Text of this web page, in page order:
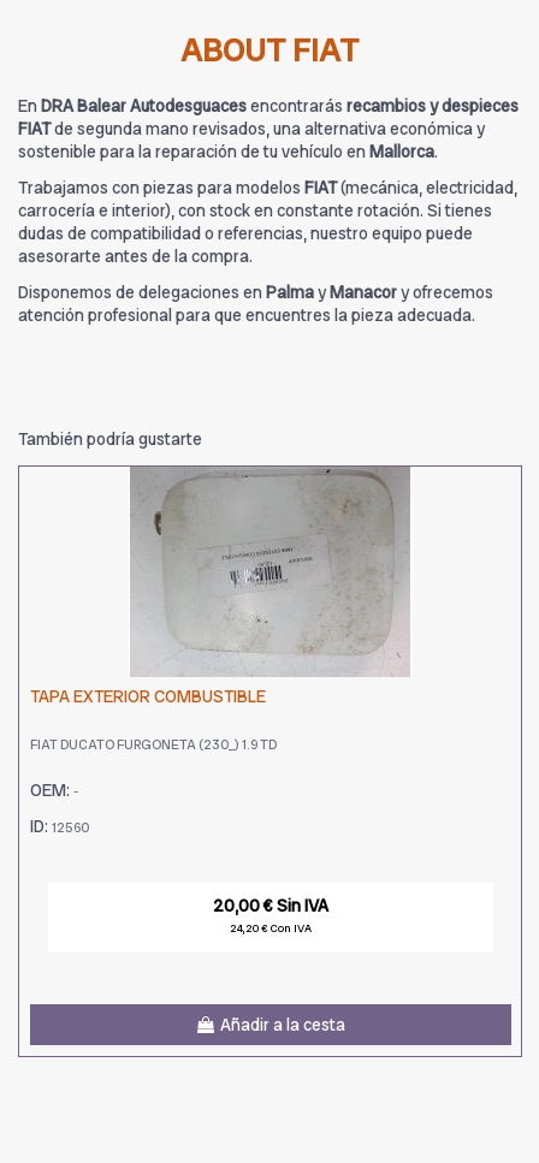
ABOUT FIAT
En DRA Balear Autodesguacesencontrarás recambios y despieces
FIATde segunda mano revisados, una alternativa económica y
sostenible para la reparación de tu vehículo en Mallorca.
Trabajamos con piezas para modelos FIAT(mecánica, electricidad,
carrocería e interior), con stock en constante rotación. Si tienes
dudas de compatibilidad o referencias, nuestro equipo puede
asesorarte antes de la compra.
Disponemos de delegaciones en PalmayManacory ofrecemos
atención profesional para que encuentres la pieza adecuada.
También podría gustarte
TAPA EXTERIOR COMBUSTIBLE
FIAT DUCATO FURGONETA (230_) 1.9 TD
OEM: -
ID: 12560
20,00 € Sin IVA
24,20 € Con IVA
Añadir a la cesta